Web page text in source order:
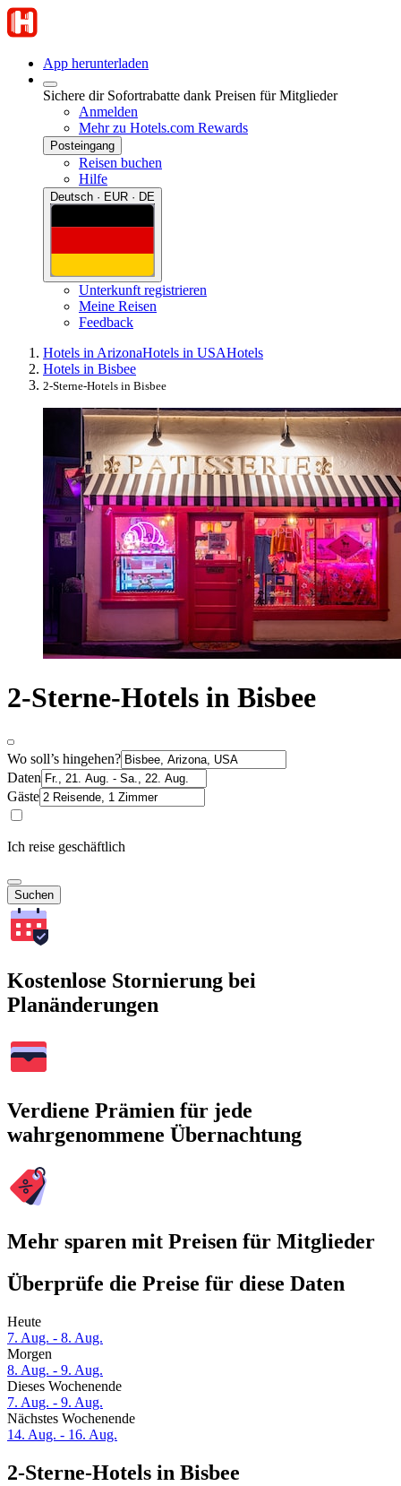
App herunterladen
Sichere dir Sofortrabatte dank Preisen für Mitglieder
Anmelden
Mehr zu Hotels.com Rewards
Posteingang
Reisen buchen
Hilfe
Deutsch · EUR · DE
Unterkunft registrieren
Meine Reisen
Feedback
Hotels in ArizonaHotels in USAHotels
Hotels in Bisbee
2-Sterne-Hotels in Bisbee
2-Sterne-Hotels in Bisbee
Wo soll’s hingehen?
Daten
Gäste
Ich reise geschäftlich
Suchen
Kostenlose Stornierung bei
Planänderungen
Verdiene Prämien für jede
wahrgenommene Übernachtung
Mehr sparen mit Preisen für Mitglieder
Überprüfe die Preise für diese Daten
Heute
7. Aug. - 8. Aug.
Morgen
8. Aug. - 9. Aug.
Dieses Wochenende
7. Aug. - 9. Aug.
Nächstes Wochenende
14. Aug. - 16. Aug.
2-Sterne-Hotels in Bisbee